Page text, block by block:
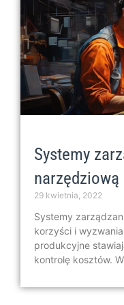
Systemy
narzędziową
29 kwietnia, 2022
Systemy
korzyści i
produkcyjne
kontrolę kosztów.